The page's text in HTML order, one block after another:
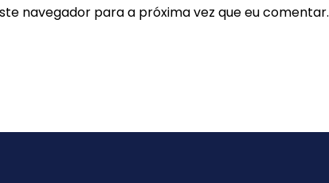
navegador para a próxima vez que eu comentar.